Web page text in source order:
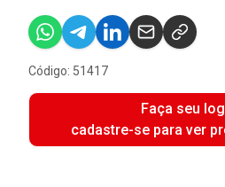
Código: 51417
Faça seu
cadastre-se para ver